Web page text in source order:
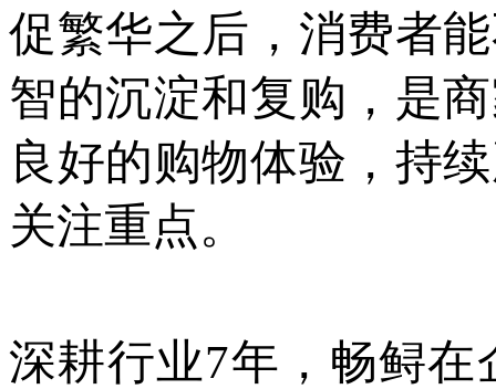
促繁华之后，消费者
智的沉淀和复购，是
良好的购物体验，持
关注重点。
深耕行业7年，畅鲟在